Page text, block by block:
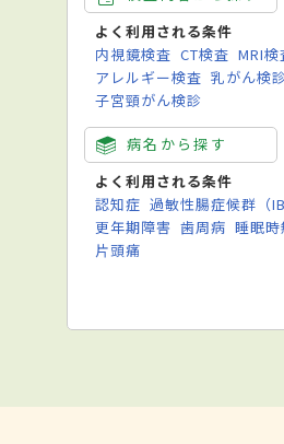
よく利用される条件
内視鏡検査 CT検査 MRI検
アレルギー検査 乳がん検
子宮頸がん検診
病名から探す
よく利用される条件
認知症 過敏性腸症候群（
更年期障害 歯周病 睡眠
片頭痛